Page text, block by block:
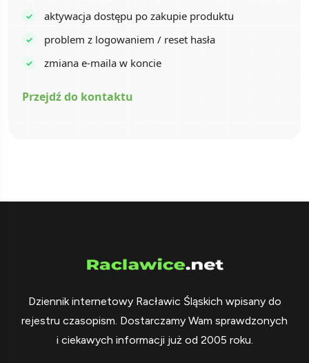
aktywacja dostępu po zakupie produktu
problem z logowaniem / reset hasła
zmiana e-maila w koncie
Przejdź do kontaktu
Dziennik internetowy Racławic Śląskich wpisany do
rejestru czasopism. Dostarczamy Wam sprawdzonych
i ciekawych informacji już od 2005 roku.